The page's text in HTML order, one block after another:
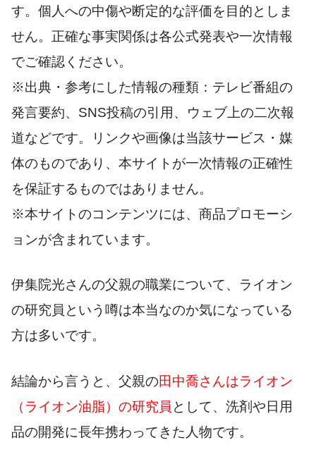
す。個人への中傷や断定的な評価を目的としま
せん。正確な事実関係は各公式発表や一次情報
でご確認ください。
※出典・参考にした情報の種類：テレビ番組の
発言要約、SNS投稿の引用、ウェブ上の二次報
道などです。リンクや画像は当該サービス・媒
体のものであり、本サイトが一次情報の正確性
を保証するものではありません。
※本サイトのコンテンツには、商品プロモーシ
ョンが含まれています。
伊集院光さんの父親の職業について、ライオン
の研究員という噂は本当なのか気になっている
方は多いです。
結論から言うと、父親の田中喬さんはライオン
（ライオン油脂）の研究員 として、洗剤や日用
品の開発に長年携わってきた人物です。